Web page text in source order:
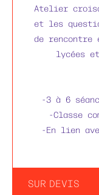
Atelier
et les
de
lycées
-3 à 6
-Classe
-En lien
SUR DEVIS